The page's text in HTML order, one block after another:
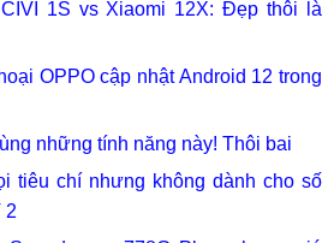
1S vs Xiaomi 12X: Đẹp thôi là
OPPO cập nhật Android 12 trong
những tính năng này! Thôi bai
tiêu chí nhưng không dành cho số
2